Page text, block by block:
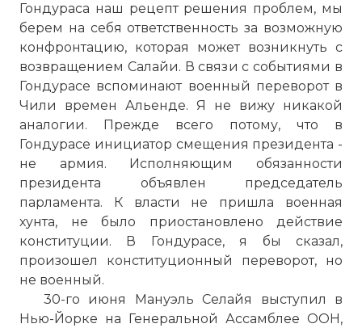
Гондураса наш рецепт решения проблем, мы
берем на себя ответственность за возможную
конфронтацию, которая может возникнуть с
возвращением Салайи. В связи с событиями в
Гондурасе вспоминают военный переворот в
Чили времен Альенде. Я не вижу никакой
аналогии. Прежде всего потому, что в
Гондурасе инициатор смещения президента -
не армия. Исполняющим обязанности
президента объявлен председатель
парламента. К власти не пришла военная
хунта, не было приостановлено действие
конституции. В Гондурасе, я бы сказал,
произошел конституционный переворот, но
не военный.
30-го июня Мануэль Селайя выступил в
Нью-Йорке на Генеральной Ассамблее ООН,
Вернуться в статью:Государственный